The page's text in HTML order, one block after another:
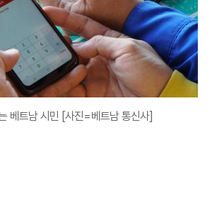
베트남 시민 [사진=베트남 통신사]